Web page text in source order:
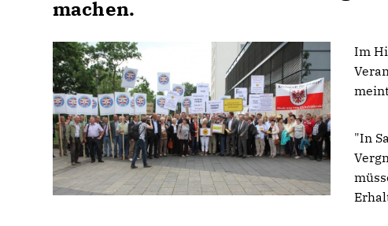
machen.
Im
"In